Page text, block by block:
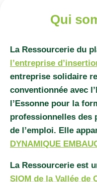
Qui
La Ressourcerie du
l’entreprise
entreprise solidaire
conventionnée avec
l’Essonne pour la
professionnelles des
de l’emploi. Elle
DYNAMIQUE
La Ressourcerie est
SIOM de la Vallée de